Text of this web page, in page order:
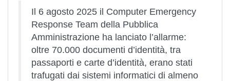
Il 6 agosto 2025 il Computer Emergency
Response Team della Pubblica
Amministrazione ha lanciato l’allarme:
oltre 70.000 documenti d’identità, tra
passaporti e carte d’identità, erano stati
trafugati dai sistemi informatici di almeno